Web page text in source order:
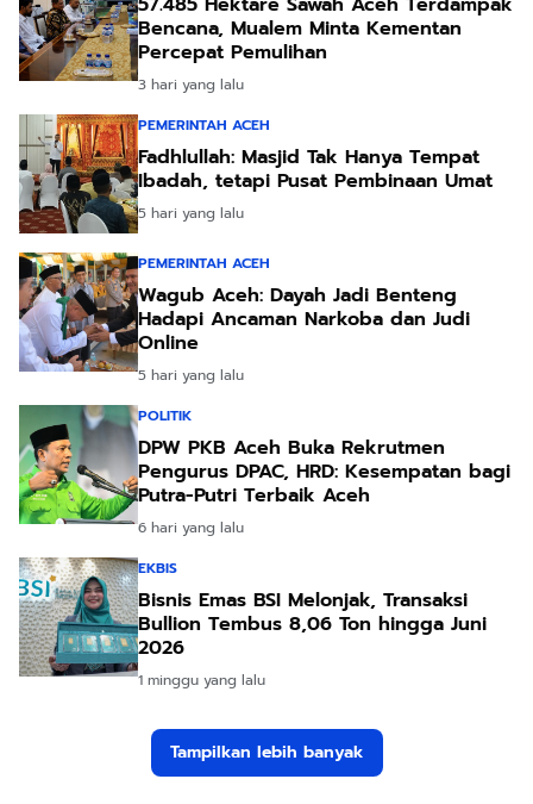
Bencana, Mualem Minta Kementan
Percepat Pemulihan
3 hari yang lalu
PEMERINTAH ACEH
Fadhlullah: Masjid Tak Hanya Tempat
Ibadah, tetapi Pusat Pembinaan Umat
5 hari yang lalu
PEMERINTAH ACEH
Wagub Aceh: Dayah Jadi Benteng
Hadapi Ancaman Narkoba dan Judi
Online
5 hari yang lalu
POLITIK
DPW PKB Aceh Buka Rekrutmen
Pengurus DPAC, HRD: Kesempatan bagi
Putra-Putri Terbaik Aceh
6 hari yang lalu
EKBIS
Bisnis Emas BSI Melonjak, Transaksi
Bullion Tembus 8,06 Ton hingga Juni
2026
1 minggu yang lalu
Tampilkan lebih banyak